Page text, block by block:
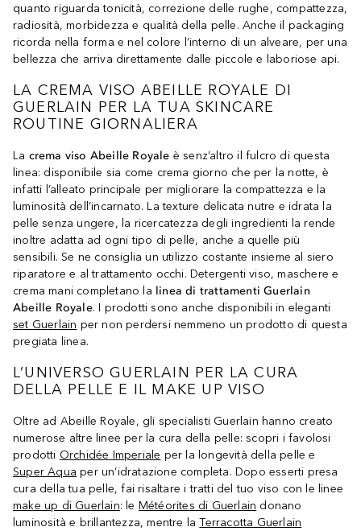
quanto riguarda tonicità, correzione delle rughe, compattezza,
radiosità, morbidezza e qualità della pelle. Anche il packaging
ricorda nella forma e nel colore l’interno di un alveare, per una
bellezza che arriva direttamente dalle piccole e laboriose api.
LA CREMA VISO ABEILLE ROYALE DI
GUERLAIN PER LA TUA SKINCARE
ROUTINE GIORNALIERA
La crema viso Abeille Royale è senz’altro il fulcro di questa
linea: disponibile sia come crema giorno che per la notte, è
infatti l’alleato principale per migliorare la compattezza e la
luminosità dell’incarnato. La texture delicata nutre e idrata la
pelle senza ungere, la ricercatezza degli ingredienti la rende
inoltre adatta ad ogni tipo di pelle, anche a quelle più
sensibili. Se ne consiglia un utilizzo costante insieme al siero
riparatore e al trattamento occhi. Detergenti viso, maschere e
crema mani completano la linea di trattamenti Guerlain
Abeille Royale. I prodotti sono anche disponibili in eleganti
set Guerlain per non perdersi nemmeno un prodotto di questa
pregiata linea.
L’UNIVERSO GUERLAIN PER LA CURA
DELLA PELLE E IL MAKE UP VISO
Oltre ad Abeille Royale, gli specialisti Guerlain hanno creato
numerose altre linee per la cura della pelle: scopri i favolosi
prodotti Orchidée Imperiale per la longevità della pelle e
Super Aqua per un’idratazione completa. Dopo esserti presa
cura della tua pelle, fai risaltare i tratti del tuo viso con le linee
make up di Guerlain: le Météorites di Guerlain donano
luminosità e brillantezza, mentre laTerracotta Guerlain